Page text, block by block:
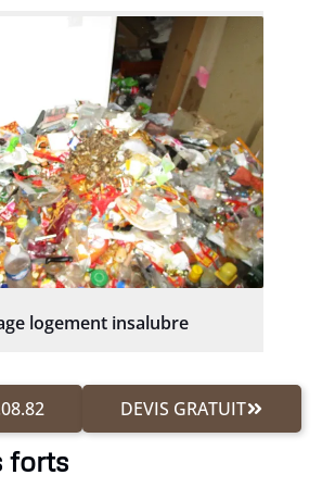
logement insalubre
DEVIS GRATUIT
forts